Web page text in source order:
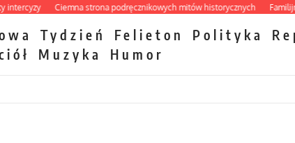
Ciemna strona podręcznikowych mitów historycznych Familijny
Tydzień Felieton Polityka
Muzyka Humor